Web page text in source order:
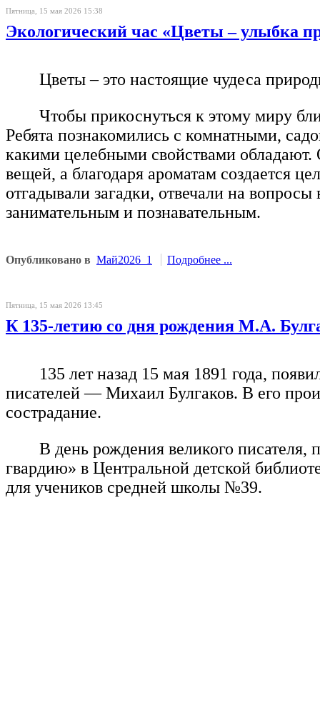
Пятница, 15 мая 2026 15:38
Экологический час «Цветы – улыбка
Цветы – это настоящие чудеса
Чтобы прикоснуться к этому миру
Ребята познакомились с комнатными,
какими целебными свойствами обладают.
вещей, а благодаря ароматам создается
отгадывали загадки, отвечали на
занимательным и познавательным.
Опубликовано в Май2026_1 Подробнее ...
Пятница, 15 мая 2026 13:45
К 135-летию со дня рождения М.А.
135 лет назад 15 мая 1891 года,
писателей — Михаил Булгаков. В его
сострадание.
В день рождения великого
гвардию» в Центральной детской
для учеников средней школы №39.